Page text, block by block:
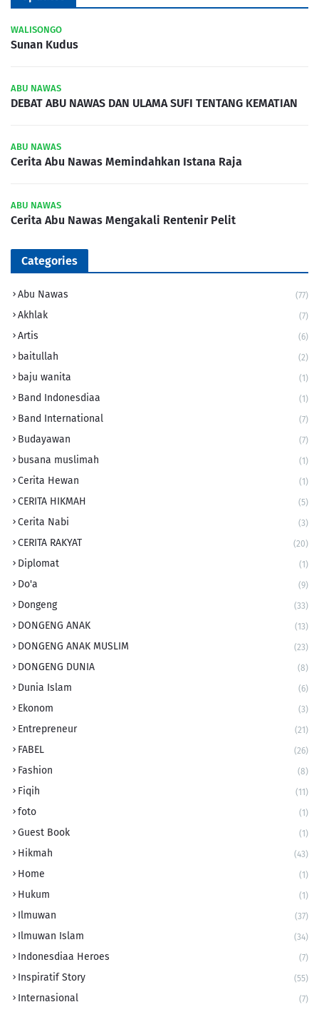
WALISONGO
Sunan Kudus
ABU NAWAS
DEBAT ABU NAWAS DAN ULAMA SUFI TENTANG KEMATIAN
ABU NAWAS
Cerita Abu Nawas Memindahkan Istana Raja
ABU NAWAS
Cerita Abu Nawas Mengakali Rentenir Pelit
Categories
Abu Nawas (77)
Akhlak (7)
Artis (6)
baitullah (2)
baju wanita (1)
Band Indonesdiaa (1)
Band International (7)
Budayawan (7)
busana muslimah (1)
Cerita Hewan (1)
CERITA HIKMAH (5)
Cerita Nabi (3)
CERITA RAKYAT (20)
Diplomat (1)
Do'a (9)
Dongeng (33)
DONGENG ANAK (13)
DONGENG ANAK MUSLIM (23)
DONGENG DUNIA (8)
Dunia Islam (6)
Ekonom (3)
Entrepreneur (21)
FABEL (26)
Fashion (8)
Fiqih (11)
foto (1)
Guest Book (1)
Hikmah (43)
Home (1)
Hukum (1)
Ilmuwan (37)
Ilmuwan Islam (34)
Indonesdiaa Heroes (7)
Inspiratif Story (55)
Internasional (7)